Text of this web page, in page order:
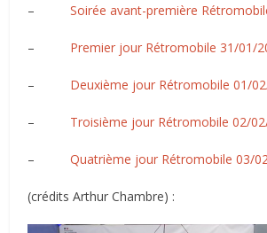
–Soirée avant-première
– Premier jour Rétromobile 31/01/
– Deuxième jour Rétromobile 01/
– Troisième jour Rétromobile 02/
–Quatrième jour Rétromobile 03/
(crédits Arthur Chambre) :